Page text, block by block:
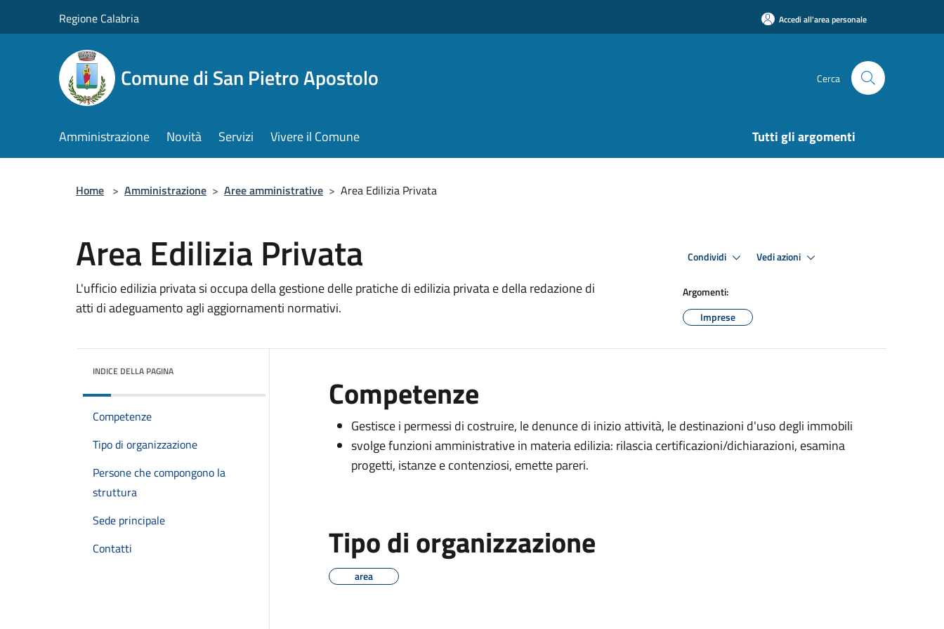
Regione Calabria Accedi all'area personale
Comune di San Pietro Apostolo Cerca
Amministrazione Novità Servizi Vivere il Comune Tutti gli argomenti
Home > Amministrazione > Aree amministrative > Area Edilizia Privata
Area Edilizia Privata
L'ufficio edilizia privata si occupa della gestione delle pratiche di edilizia privata e della redazione di
atti di adeguamento agli aggiornamenti normativi.
Condividi Vedi azioni
Argomenti:
Imprese
INDICE DELLA PAGINA
Competenze
Tipo di organizzazione
Persone che compongono la
struttura
Sede principale
Contatti
Competenze
Gestisce i permessi di costruire, le denunce di inizio attività, le destinazioni d'uso degli immobili
svolge funzioni amministrative in materia edilizia: rilascia certificazioni/dichiarazioni, esamina
progetti, istanze e contenziosi, emette pareri.
Tipo di organizzazione
area